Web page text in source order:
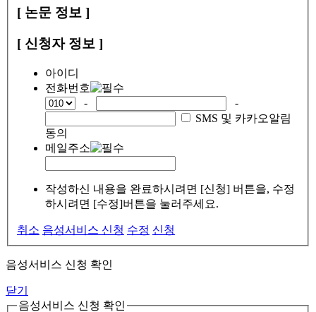
[ 논문 정보 ]
[ 신청자 정보 ]
아이디
전화번호
-
-
SMS 및 카카오알림
동의
메일주소
작성하신 내용을 완료하시려면 [신청] 버튼을, 수정
하시려면 [수정]버튼을 눌러주세요.
취소 음성서비스 신청 수정 신청
음성서비스 신청 확인
닫기
음성서비스 신청 확인